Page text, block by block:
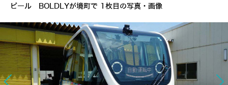
ピール BOLDLYが境町で 1枚目の写真・画像